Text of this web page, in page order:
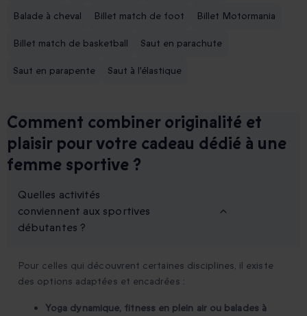
Balade à cheval Billet match de foot Billet Motormania
Billet match de basketball Saut en parachute
Saut en parapente Saut à l'élastique
Comment combiner originalité et
plaisir pour votre cadeau dédié à une
femme sportive ?
Quelles activités
conviennent aux sportives
débutantes ?
Pour celles qui découvrent certaines disciplines, il existe
des options adaptées et encadrées :
Yoga dynamique, fitness en plein air ou balades à